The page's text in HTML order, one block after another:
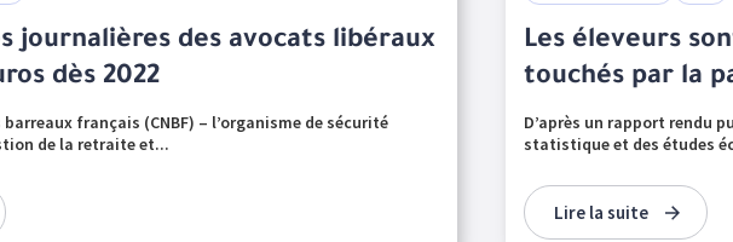
journalières des avocats libéraux
dès 2022
français (CNBF) – l’organisme de sécurité
de la retraite et...
Les éleveurs
touchés par la
D’après un rapport rendu
statistique et des études
Lire la suite